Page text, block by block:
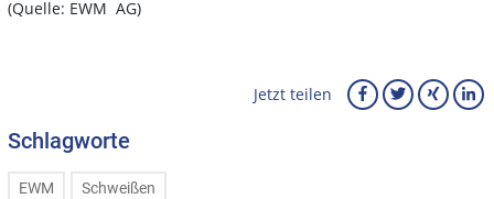
(Quelle: EWM AG)
Jetzt teilen
Schlagworte
EWM Schweißen